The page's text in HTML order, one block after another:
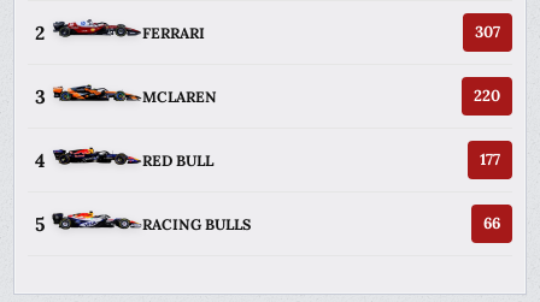
2 FERRARI 307
3 MCLAREN 220
4 RED BULL 177
5 RACING BULLS 66